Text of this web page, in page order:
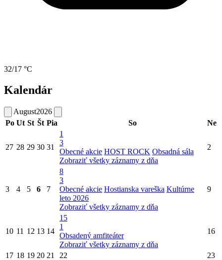
32/17 °C
Kalendár
August2026
Po Ut St Št Pia So Ne
27 28 29 30 31
1
3
Obecné akcie HOST ROCK Obsadná sála
Zobraziť všetky záznamy z dňa
2
3 4 5 6 7
8
3
Obecné akcie Hostianska vareška Kultúrne
leto 2026
Zobraziť všetky záznamy z dňa
9
10 11 12 13 14
15
1
Obsadený amfiteáter
Zobraziť všetky záznamy z dňa
16
17 18 19 20 21 22
23